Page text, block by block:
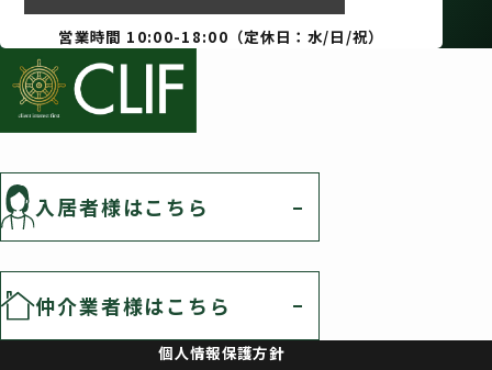
営業時間 10:00-18:00（定休日：水/日/祝）
入居者様はこちら
仲介業者様はこちら
個人情報保護方針